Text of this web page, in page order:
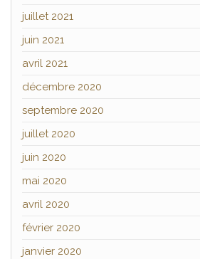
juillet 2021
juin 2021
avril 2021
décembre 2020
septembre 2020
juillet 2020
juin 2020
mai 2020
avril 2020
février 2020
janvier 2020